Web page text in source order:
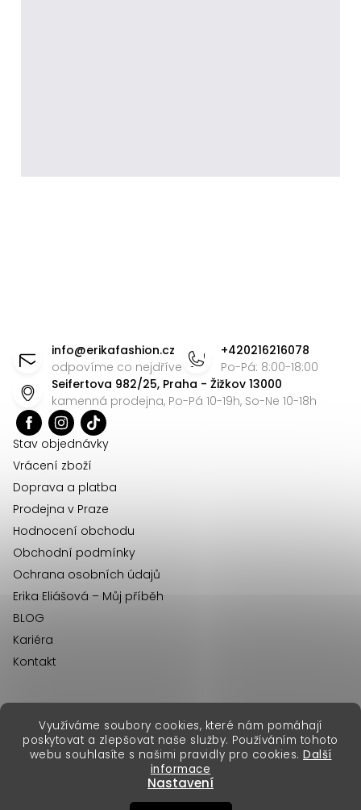
Využíváme soubory cookies, které nám pomáhají
poskytovat a zlepšovat naše služby. Používáním tohoto
webu souhlasíte s našimi pravidly pro cookies. Další
informace
Nastavení
info@erikafashion.cz
odpovíme co nejdříve
+420216216078
Po-Pá: 8:00-18:00
Seifertova 982/25, Praha - Žižkov 13000
kamenná prodejna, Po-Pá 10-19h, So-Ne 10-18h
Stav objednávky
Vrácení zboží
Doprava a platba
Prodejna v Praze
Hodnocení obchodu
Obchodní podmínky
Ochrana osobních údajů
Erika Eliášová – Můj příběh
BLOG
Kariéra
Kontakt
Vytvořil Shoptet Premium
Copyright 2026Erika Fashion. Všechna práva vyhrazena.
erikafashion.sk